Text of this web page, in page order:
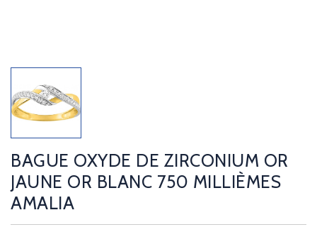
BAGUE OXYDE DE ZIRCONIUM OR
JAUNE OR BLANC 750 MILLIÈMES
AMALIA